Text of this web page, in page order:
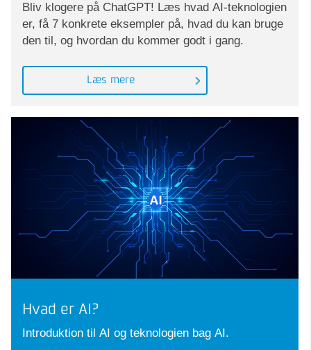
Bliv klogere på ChatGPT! Læs hvad AI-teknologien
er, få 7 konkrete eksempler på, hvad du kan bruge
den til, og hvordan du kommer godt i gang.
Læs mere
Hvad er AI?
Introduktion til AI og teknologien bag AI.